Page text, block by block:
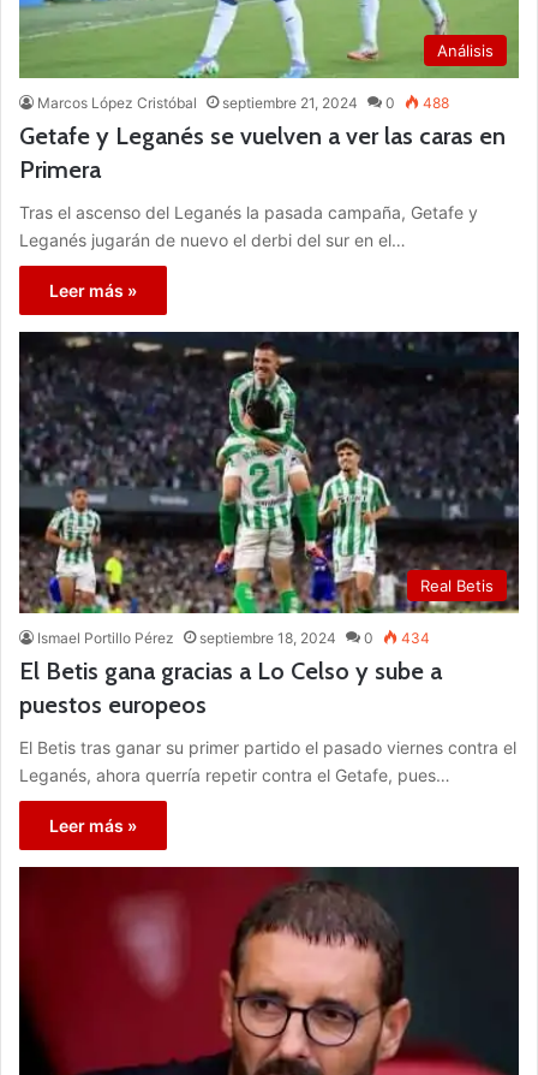
Análisis
Marcos López Cristóbal septiembre 21, 2024 0 488
Getafe y Leganés se vuelven a ver las caras en
Primera
Tras el ascenso del Leganés la pasada campaña, Getafe y
Leganés jugarán de nuevo el derbi del sur en el…
Leer más »
Real Betis
Ismael Portillo Pérez septiembre 18, 2024 0 434
El Betis gana gracias a Lo Celso y sube a
puestos europeos
El Betis tras ganar su primer partido el pasado viernes contra el
Leganés, ahora querría repetir contra el Getafe, pues…
Leer más »